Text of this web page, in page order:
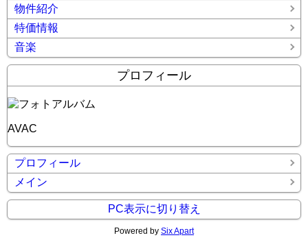
物件紹介
特価情報
音楽
プロフィール
AVAC
プロフィール
メイン
PC表示に切り替え
Powered by Six Apart